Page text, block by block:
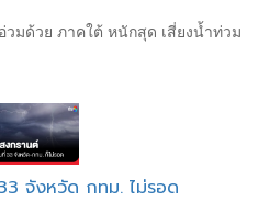
วมด้วย ภาคใต้ หนักสุด เสี่ยงน้ำท่วม
จังหวัด กทม. ไม่รอด